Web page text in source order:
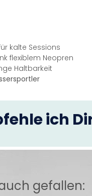
kalte Sessions
flexiblem Neopren
Haltbarkeit
ich
gefallen: